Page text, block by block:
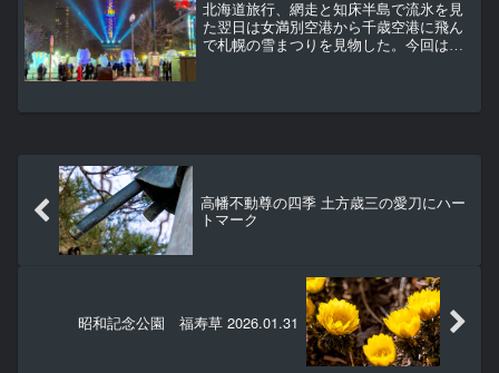
北海道旅行、網走と知床半島で流氷を見
た翌日は女満別空港から千歳空港に飛ん
で札幌の雪まつりを見物した。今回は第
をきれいに仕上げる陸上...
高幡不動尊の四季 土方歳三の愛刀にハー
トマーク
昭和記念公園 福寿草 2026.01.31